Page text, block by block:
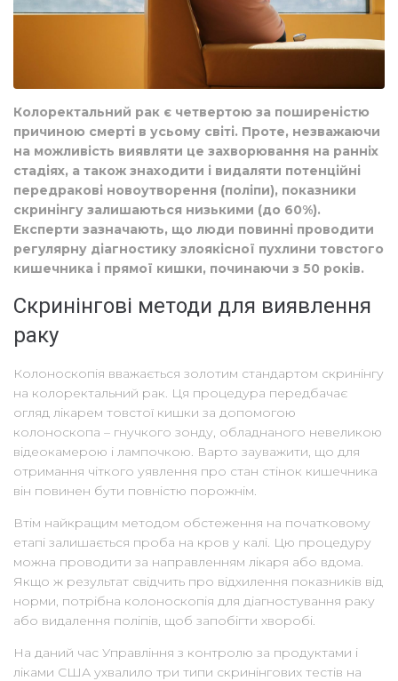
Колоректальний рак є четвертою за поширеністю
причиною смерті в усьому світі. Проте, незважаючи
на можливість виявляти це захворювання на ранніх
стадіях, а також знаходити і видаляти потенційні
передракові новоутворення (поліпи), показники
скринінгу залишаються низькими (до 60%).
Експерти зазначають, що люди повинні проводити
регулярну діагностику злоякісної пухлини товстого
кишечника і прямої кишки, починаючи з 50 років.
Скринінгові методи для виявлення
раку
Колоноскопія вважається золотим стандартом скринінгу
на колоректальний рак. Ця процедура передбачає
огляд лікарем товстої кишки за допомогою
колоноскопа – гнучкого зонду, обладнаного невеликою
відеокамерою і лампочкою. Варто зауважити, що для
отримання чіткого уявлення про стан стінок кишечника
він повинен бути повністю порожнім.
Втім найкращим методом обстеження на початковому
етапі залишається проба на кров у калі. Цю процедуру
можна проводити за направленням лікаря або вдома.
Якщо ж результат свідчить про відхилення показників від
норми, потрібна колоноскопія для діагностування раку
або видалення поліпів, щоб запобігти хворобі.
На даний час Управління з контролю за продуктами і
ліками США ухвалило три типи скринінгових тестів на